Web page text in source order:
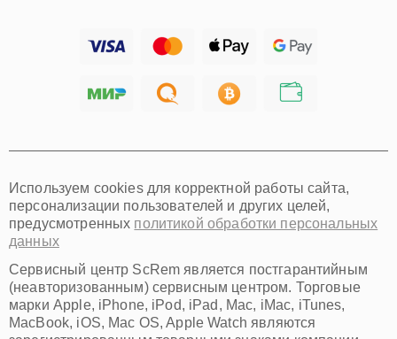
Хабаровск
Омск
Красноярск
Пермь
Ульяновск
Киров
Архангельск
Астрахань
Белгород
Используем cookies для корректной работы сайта,
персонализации пользователей и других целей,
предусмотренных политикой обработки персональных
данных
Сервисный центр ScRem является постгарантийным
(неавторизованным) сервисным центром. Торговые
марки Apple, iPhone, iPod, iPad, Mac, iMac, iTunes,
MacBook, iOS, Mac OS, Apple Watch являются